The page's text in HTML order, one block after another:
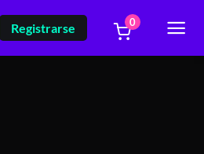
Registrarse 0